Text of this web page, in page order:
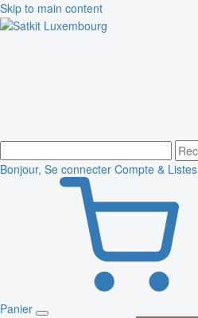
Skip to main content
Bonjour, Se connecter Compte & Listes
Panier